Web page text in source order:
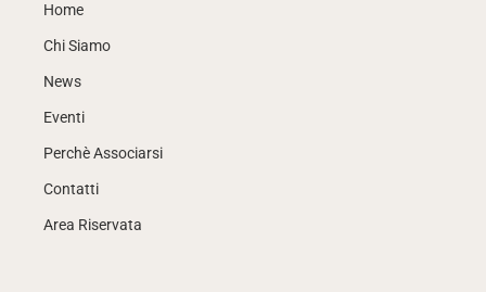
Home
Chi Siamo
News
Eventi
Perchè Associarsi
Contatti
Area Riservata